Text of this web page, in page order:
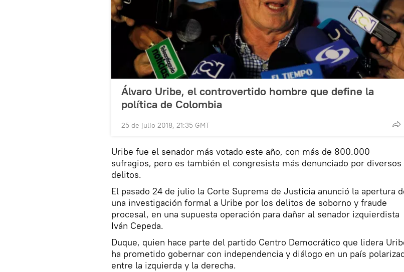
Álvaro Uribe, el controvertido hombre que define la
política de Colombia
25 de julio 2018, 21:35 GMT
Uribe fue el senador más votado este año, con más de 800.000
sufragios, pero es también el congresista más denunciado por diversos
delitos.
El pasado 24 de julio la Corte Suprema de Justicia anunció la apertura
una investigación formal a Uribe por los delitos de soborno y fraude
procesal, en una supuesta operación para dañar al senador izquierdista
Iván Cepeda.
Duque, quien hace parte del partido Centro Democrático que lidera
ha prometido gobernar con independencia y diálogo en un país
entre la izquierda y la derecha.